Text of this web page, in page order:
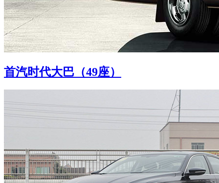
首汽时代大巴（49座）